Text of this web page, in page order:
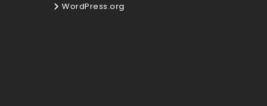
WordPress.org